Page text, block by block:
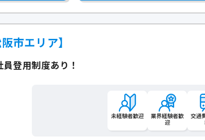
市エリア】
登用制度あり！
未経験者歓迎
業界経験者歓
迎
交通